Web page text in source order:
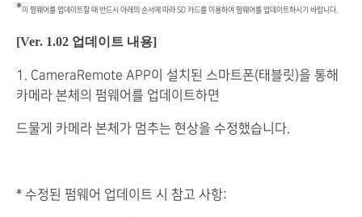
*이 펌웨어를 업데이트할 때 반드시 아래의 순서에 따라 SD 카드를 이용하여 펌웨어를 업데이트하시기 바랍니다.
[Ver. 1.02 업데이트 내용]
1. CameraRemote APP이 설치된 스마트폰(태블릿)을 통해
카메라 본체의 펌웨어를 업데이트하면
드물게 카메라 본체가 멈추는 현상을 수정했습니다.
* 수정된 펌웨어 업데이트 시 참고 사항: